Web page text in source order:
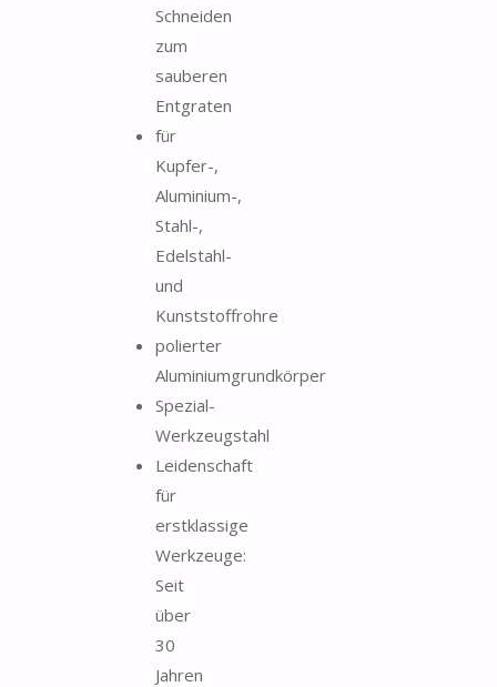
Schneiden
zum
sauberen
Entgraten
für
Kupfer-,
Aluminium-,
Stahl-,
Edelstahl-
und
Kunststoffrohre
polierter
Aluminiumgrundkörper
Spezial-
Werkzeugstahl
Leidenschaft
für
erstklassige
Werkzeuge:
Seit
über
30
Jahren